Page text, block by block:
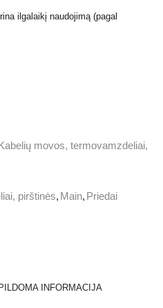
ilgalaikį naudojimą (pagal
Kabelių movos, termovamzdeliai,
pirštinės, Main, Priedai
INFORMACIJA